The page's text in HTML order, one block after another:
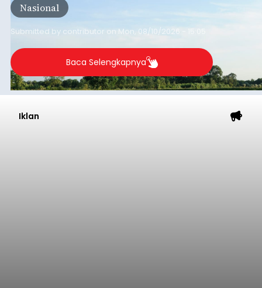
sumber susu yang digunakan.
Nasional
Submitted by contributor on Mon, 08/10/2026 - 15:05
Baca Selengkapnya
Iklan